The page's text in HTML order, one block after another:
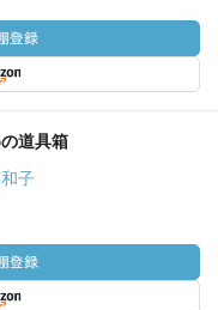
ミュニティの中で市
るサービスなどの価
。このこと自体が地
のではあるが、筆者
、政府や公的セクタ
た形でこの動きを支
ターに属する企業の
よる経済の循環が波
あるということも指
道具箱
子